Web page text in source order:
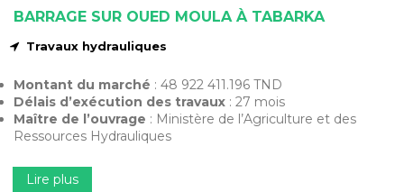
BARRAGE SUR OUED MOULA À TABARKA
Travaux hydrauliques
Montant du marché : 48 922 411.196 TND
Délais d’exécution des travaux : 27 mois
Maître de l’ouvrage : Ministère de l’Agriculture et des
Ressources Hydrauliques
Lire plus